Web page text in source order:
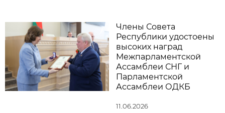
Члены Совета
Республики удостоены
высоких наград
Межпарламентской
Ассамблеи СНГ и
Парламентской
Ассамблеи ОДКБ
11.06.2026